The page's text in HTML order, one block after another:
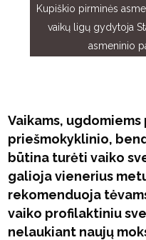
Kupiškio pirminės
vaikų ligų gydytoja
asmeninio
Vaikams,
priešmokyklinio,
būtina turėti vaiko
galioja vienerius
rekomenduoja
vaiko profilaktiniu
nelaukiant naujų